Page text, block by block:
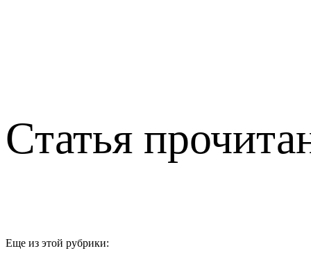
Статья
Еще из этой рубрики: